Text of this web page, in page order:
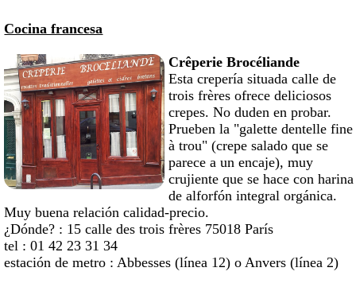
Cocina francesa
Crêperie Brocéliande
Esta crepería situada calle de
trois frères ofrece deliciosos
crepes. No duden en probar.
Prueben la "galette dentelle fine
à trou" (crepe salado que se
parece a un encaje), muy
crujiente que se hace con harina
de alforfón integral orgánica.
Muy buena relación calidad-precio.
¿Dónde? : 15 calle des trois frères 75018 París
tel : 01 42 23 31 34
estación de metro : Abbesses (línea 12) o Anvers (línea 2)